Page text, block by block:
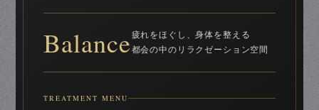
Balance 疲れをほぐし、身体を整える
都会の中のリラクゼーション空間
TREATMENT MENU